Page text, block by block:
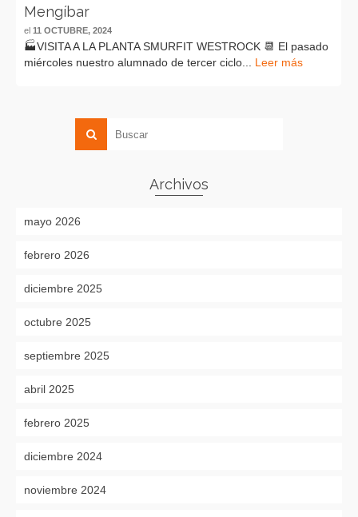
Mengíbar
el 11 OCTUBRE, 2024
🏭VISITA A LA PLANTA SMURFIT WESTROCK 📆 El pasado
miércoles nuestro alumnado de tercer ciclo... Leer más
Archivos
mayo 2026
febrero 2026
diciembre 2025
octubre 2025
septiembre 2025
abril 2025
febrero 2025
diciembre 2024
noviembre 2024